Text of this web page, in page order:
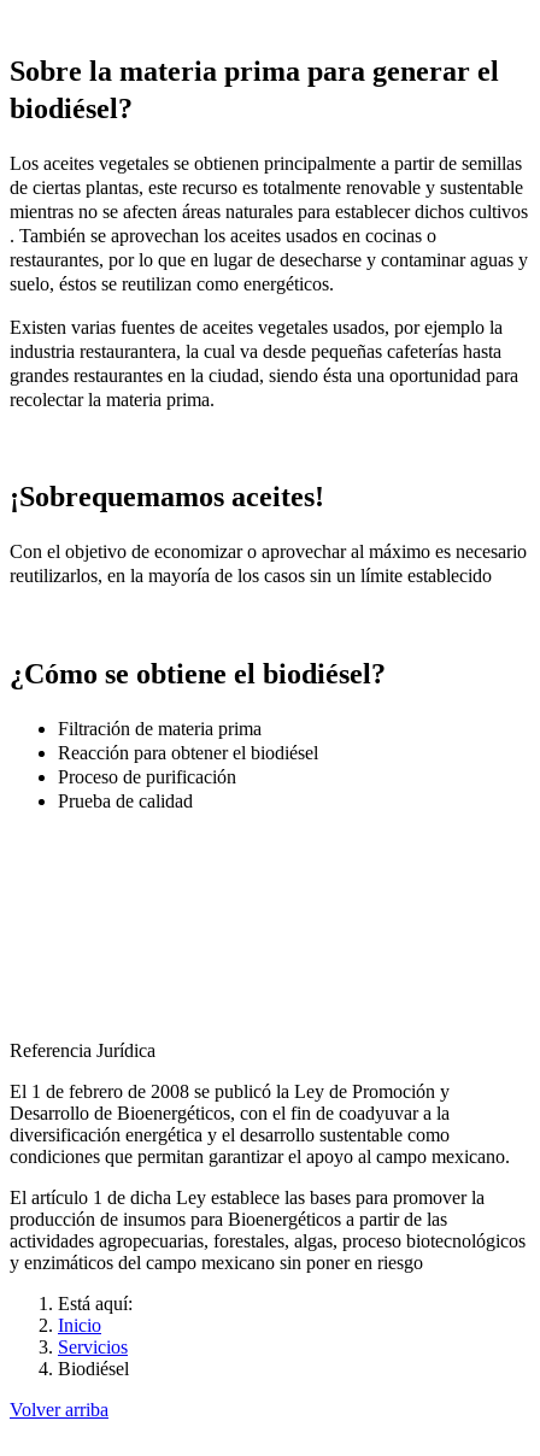
Sobre la materia prima para generar el
biodiésel?
Los aceites vegetales se obtienen principalmente a partir de semillas
de ciertas plantas, este recurso es totalmente renovable y sustentable
mientras no se afecten áreas naturales para establecer dichos cultivos
. También se aprovechan los aceites usados en cocinas o
restaurantes, por lo que en lugar de desecharse y contaminar aguas y
suelo, éstos se reutilizan como energéticos.
Existen varias fuentes de aceites vegetales usados, por ejemplo la
industria restaurantera, la cual va desde pequeñas cafeterías hasta
grandes restaurantes en la ciudad, siendo ésta una oportunidad para
recolectar la materia prima.
¡Sobrequemamos aceites!
Con el objetivo de economizar o aprovechar al máximo es necesario
reutilizarlos, en la mayoría de los casos sin un límite establecido
¿Cómo se obtiene el biodiésel?
Filtración de materia prima
Reacción para obtener el biodiésel
Proceso de purificación
Prueba de calidad
Referencia Jurídica
El 1 de febrero de 2008 se publicó la Ley de Promoción y
Desarrollo de Bioenergéticos, con el fin de coadyuvar a la
diversificación energética y el desarrollo sustentable como
condiciones que permitan garantizar el apoyo al campo mexicano.
El artículo 1 de dicha Ley establece las bases para promover la
producción de insumos para Bioenergéticos a partir de las
actividades agropecuarias, forestales, algas, proceso biotecnológicos
y enzimáticos del campo mexicano sin poner en riesgo
Está aquí:
Inicio
Servicios
Biodiésel
Volver arriba